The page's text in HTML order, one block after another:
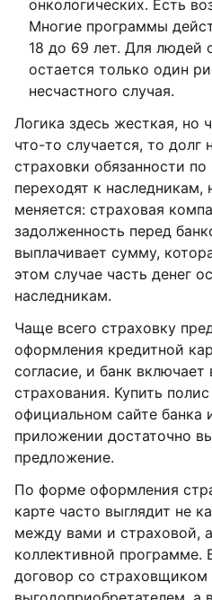
онкологических. Есть
Многие программы
18 до 69 лет. Для людей
остается только один
несчастного случая.
Логика здесь жесткая, но
что-то случается, то долг
страховки обязанности
переходят к наследникам,
меняется: страховая
задолженность перед
выплачивает сумму,
этом случае часть денег
наследникам.
Чаще всего страховку
оформления кредитной
согласие, и банк
страхования. Купить
официальном сайте банка
приложении достаточно
предложение.
По форме оформления
карте часто выглядит не
между вами и страховой,
коллективной программе.
договор со страховщиком